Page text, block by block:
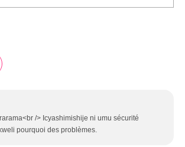
/> Icyashimishije ni umu sécurité
pourquoi des problèmes.